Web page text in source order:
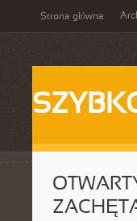
Strona główna